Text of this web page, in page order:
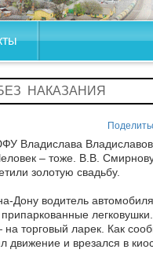
НАКАЗАНИЯ
Владислава
– тоже. В.В.
золотую свадьбу.
Дону водитель
торговый ларек. Как
движение и врезался в